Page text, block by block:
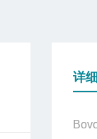
详